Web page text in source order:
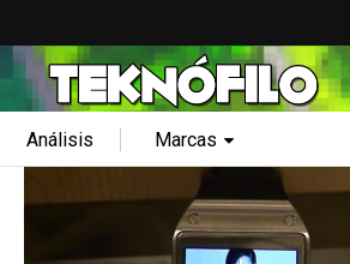
Análisis Marcas